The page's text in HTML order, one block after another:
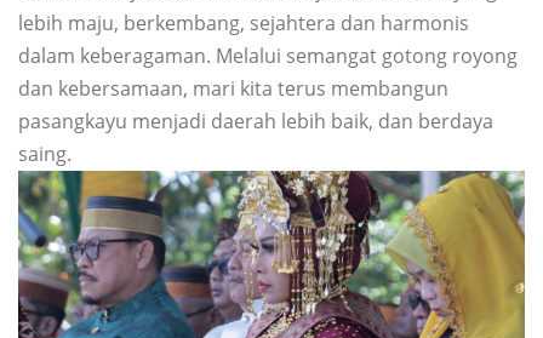
lebih maju, berkembang, sejahtera dan harmonis
dalam keberagaman. Melalui semangat gotong royong
dan kebersamaan, mari kita terus membangun
pasangkayu menjadi daerah lebih baik, dan berdaya
saing.